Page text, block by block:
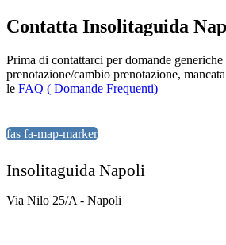
Contatta Insolitaguida
Prima di contattarci per domande
prenotazione/cambio prenotazione,
le FAQ ( Domande Frequenti)
fas fa-map-marker
Insolitaguida Napoli
Via Nilo 25/A - Napoli